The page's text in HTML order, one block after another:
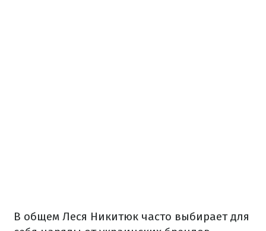
В общем Леся Никитюк часто выбирает для